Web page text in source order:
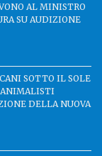
AL MINISTRO
SU AUDIZIONE
SOTTO IL SOLE
ANIMALISTI
DELLA NUOVA